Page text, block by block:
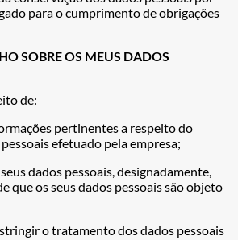
para o cumprimento de obrigações
SOBRE OS MEUS DADOS
de:
pertinentes a respeito do
efetuado pela empresa;
dados pessoais, designadamente,
que os seus dados pessoais são objeto
o tratamento dos dados pessoais